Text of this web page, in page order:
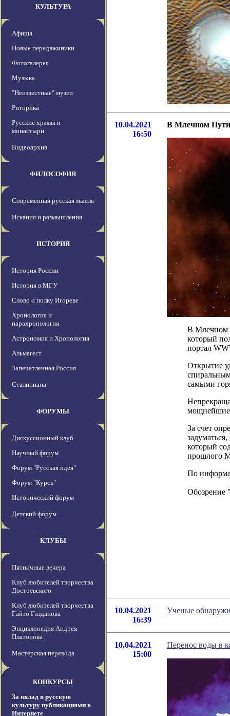
КУЛЬТУРА
Афиша
Новые передвжиники
Фотогалерея
Музыка
"Неизвестные" музеи
Риторика
Русские храмы и
монастыри
Видеоархив
ФИЛОСОФИЯ
Современная русская мысль
Искания и размышления
ИСТОРИЯ
История России
История в МГУ
Слово о полку Игореве
Хронология и
парахронология
Астрономия и Хронология
Альмагест
Запечатленная Россия
Сталиниана
ФОРУМЫ
Дискуссионный клуб
Научный форум
Форум "Русская идея"
Форум "Курск"
Исторический форум
Детский форум
КЛУБЫ
Пятничные вечера
Клуб любителей творчества
Достоевского
Клуб любителей творчества
Гайто Газданова
Энциклопедия Андрея
Платонова
Мастерская перевода
КОНКУРСЫ
За вклад в русскую
культуру публикациями в
Интернете
10.04.2021
16:50
В Млечном Пути
В Млечном
который
портал
Открытие
самыми
мощнейшие
За счет
который
прошлого
По
Обозрение
10.04.2021
16:39
Ученые
10.04.2021
15:00
Перенос воды в